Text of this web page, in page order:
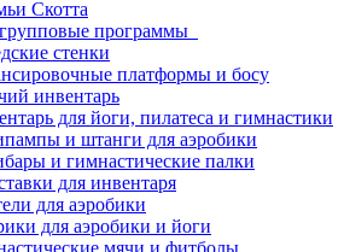
Скотта
программы
стенки
платформы и босу
инвентарь
для йоги, пилатеса и гимнастики
и штанги для аэробики
и гимнастические палки
для инвентаря
для аэробики
для аэробики и йоги
мячи и фитболы